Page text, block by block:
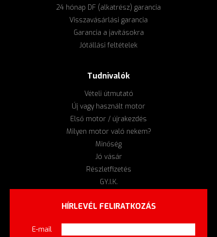
24 hónap DF (alkatrész) garancia
Visszavásárlási garancia
Garancia a javításokra
Jótállási feltételek
Tudnivalók
Vételi útmutató
Új vagy használt motor
Első motor / újrakezdés
Milyen motor való nekem?
Minőség
Jó vásár
Részletfizetés
GY.I.K.
HÍRLEVÉL FELIRATKOZÁS
E-mail